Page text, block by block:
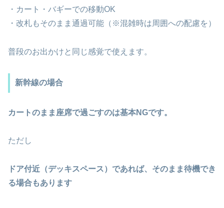
・カート・バギーでの移動OK
・改札もそのまま通過可能（※混雑時は周囲への配慮を）
普段のお出かけと同じ感覚で使えます。
新幹線の場合
カートのまま座席で過ごすのは基本NGです。
ただし
ドア付近（デッキスペース）であれば、そのまま待機でき
る場合もあります